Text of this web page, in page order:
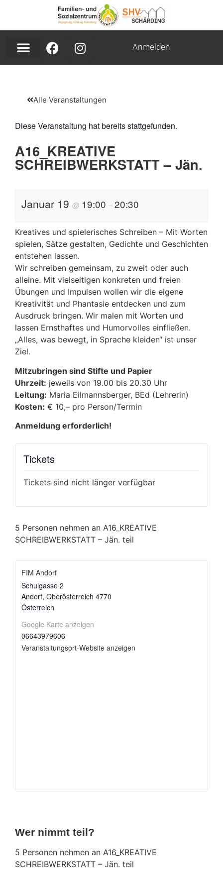
Anmelden
Alle Veranstaltungen
Diese Veranstaltung hat bereits stattgefunden.
A16_KREATIVE
SCHREIBWERKSTATT – Jän.
Januar 19 @ 19:00 –20:30
Kreatives und spielerisches Schreiben – Mit Worten
spielen, Sätze gestalten, Gedichte und Geschichten
entstehen lassen.
Wir schreiben gemeinsam, zu zweit oder auch
alleine. Mit vielseitigen konkreten und freien
Übungen und Impulsen wollen wir die eigene
Kreativität und Phantasie entdecken und zum
Ausdruck bringen. Wir malen mit Worten und
lassen Ernsthaftes und Humorvolles einfließen.
„Alles, was bewegt, in Sprache kleiden“ ist unser
Ziel.
Mitzubringen sind Stifte und Papier
Uhrzeit: jeweils von 19.00 bis 20.30 Uhr
Leitung: Maria Eilmannsberger, BEd (Lehrerin)
Kosten: € 10,– pro Person/Termin
Anmeldung erforderlich!
Tickets
Tickets sind nicht länger verfügbar
5 Personen nehmen an A16_KREATIVE
SCHREIBWERKSTATT – Jän. teil
FIM Andorf
Schulgasse 2
Andorf, Oberösterreich 4770
Österreich
Google Karte anzeigen
06643979606
Veranstaltungsort-Website anzeigen
Wer nimmt teil?
5 Personen nehmen an A16_KREATIVE
SCHREIBWERKSTATT – Jän. teil